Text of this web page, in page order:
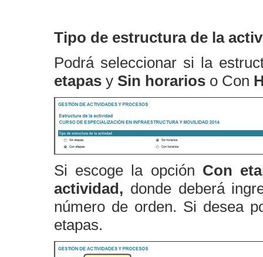
Tipo de estructura de la
Podrá seleccionar si la
etapas y Sin horarios o Con
Si escoge la opción Con
actividad, donde deberá
número de orden. Si desea
etapas.